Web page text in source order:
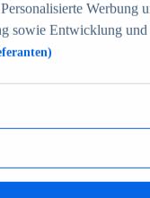
70+
Werbung
sowie Entwicklung